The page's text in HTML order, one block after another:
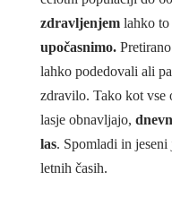
zdravljenjemlahko to
upočasnimo.Pretirano
lahko podedovali ali
zdravilo. Tako kot vse
lasje obnavljajo,
las. Spomladi in
letnih časih.